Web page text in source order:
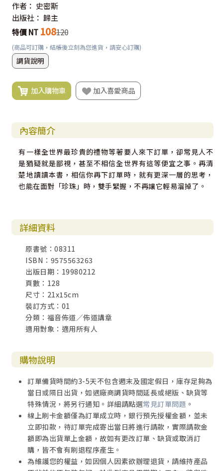
作者： 史密斯
出版社： 歸主
特價 NT 108120
(商品可訂購，結帳後立刻為您進貨，請安心訂購)
調貨說明
加入購物車 加入喜愛商品
內容簡介
有一樣全世界最珍貴的禮物等著要人來下訂單，卻常見人不
是猶疑就是鄙視，甚至不相信全世界有這等便宜之事。再清
楚地讀讀本書，相信你再下訂單時，就有更深一層的思考，
也能在面對「珍珠」時，雙手緊握，不再讓它輕易溜掉了。
詳細資料
原書號：08311
ISBN：9575563263
出版日期：19980212
頁數：128
尺寸：21x15cm
裝訂方式：01
分類：福音佈道／佈道講章
適用對象：適用所有人
購物說明
訂單備貨時間約3-5天不包含週末及國定假日，庫存足夠為
當日或隔日出貨，如遇廠商調貨時間延長或絕版、缺貨等
特殊情況，將另行通知。詳細請點選常見訂單問題 。
線上刷卡金額僅為訂單成立時，銀行預先授權金額，並未
立即扣款，待訂單完成寄出當日將進行請款，實際請款金
額即為出貨單上金額，故如有更改訂單、缺貨或取消訂
購，皆不會有刷退程序產生。
為維護您的權益，如因個人因素欲辦理退貨，請維持產品